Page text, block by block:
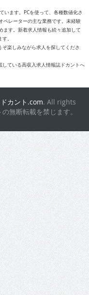
います。PCを使って、各種数値化さ
ペレーターの主な業務です。未経験
ます。新着求人情報も続々追加して
。
楽しみながら求人を探してくださ
ている高収入求人情報誌ドカントへ
ドカント.com. All rights
無断転載を禁じます。